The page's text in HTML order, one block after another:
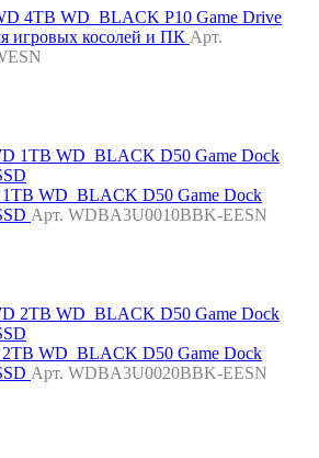
4TB WD_BLACK P10 Game Drive
игровых косолей и ПК Арт.
1TB WD_BLACK D50 Game Dock
Арт. WDBA3U0010BBK-EESN
2TB WD_BLACK D50 Game Dock
Арт. WDBA3U0020BBK-EESN